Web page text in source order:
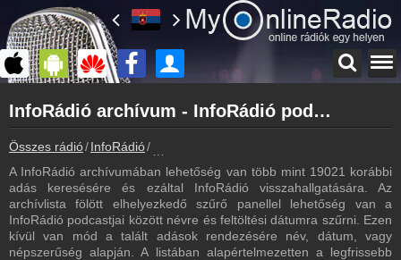
myonlineradio.hu
InfoRádió
Vissza az InfoRádió oldalára
Bejelentkezés
Hozz létre saját fiókot!
Műsorújság
InfoRádió műsorai
InfoRádió archívum - InfoRádió podcasts - InfoRádió visszahallgatás
Összes rádió InfoRádió
A InfoRádió archívumában lehetőség van több mint 19021 korábbi
adás keresésére és ezáltal InfoRádió visszahallgatására. Az
archívlista fölött elhelyezkedő szűrő panellel lehetőség van a
InfoRádió podcastjai között névre és feltöltési dátumra szűrni. Ezen
kívül van mód a talált adások rendezésére név, dátum, vagy
népszerűség alapján. A listában alapértelmezetten a legfrissebb